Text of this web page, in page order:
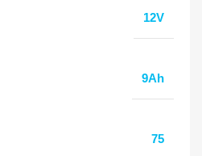
12V
9Ah
75